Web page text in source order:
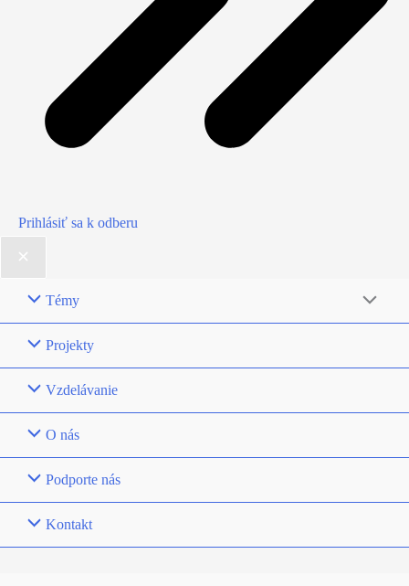
Prihlásiť sa k odberu
Témy
Projekty
Vzdelávanie
O nás
Podporte nás
Kontakt